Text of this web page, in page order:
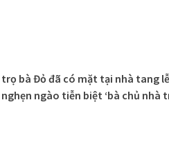
bà Đỏ đã có mặt tại nhà tang
ngào tiễn biệt ‘bà chủ